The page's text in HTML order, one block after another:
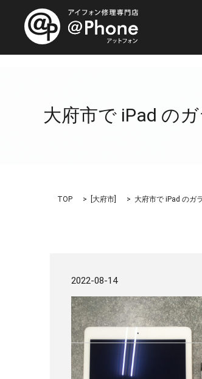
大府市で iPad の
TOP 大府市 大府市で iPad のガ
2022-08-14